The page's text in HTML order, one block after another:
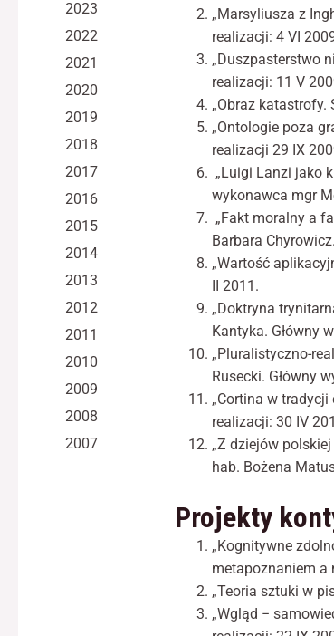
2023
2022
2021
2020
2019
2018
2017
2016
2015
2014
2013
2012
2011
2010
2009
2008
2007
„Marsyliusza z
realizacji: 4 VI
„Duszpasterstwo
realizacji: 11 V
„Obraz
„Ontologie poza
realizacji 29 IX
„Luigi Lanzi jako
wykonawca mgr
„Fakt moralny a
Barbara
„Wartość
II 2011.
„Doktryna
Kantyka. Główny
„Pluralistyczno-
Rusecki. Główny
„Cortina w
realizacji: 30 IV
„Z dziejów
hab. Bożena
Projekty
„Kognitywne
metapoznaniem a
„Teoria sztuki w
„Wgląd −